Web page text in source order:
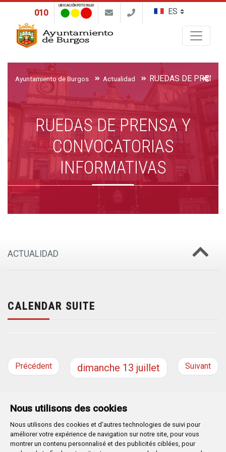
Nous utilisons des cookies
Nous utilisons des cookies et d'autres technologies de suivi pour
améliorer votre expérience de navigation sur notre site, pour vous
montrer un contenu personnalisé et des publicités ciblées, pour
010
UBICACIÓN FOTO ROJO
Ayuntamiento de Burgos Actualidad
RUEDAS DE PRENSA Y
CONVOCATORIAS
INFORMATIVAS
ACTUALIDAD
CALENDAR SUITE
Précédent dimanche 13 juillet Suivant
Plaza Mayor 1- 09071BURGOS
947 288 800 CIF: P-0906100-C